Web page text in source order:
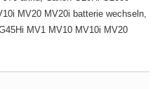
MV20 MV20i batterie wechseln,
MV1 MV10 MV10i MV20